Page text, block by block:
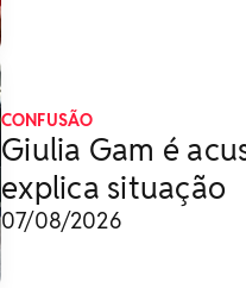
CONFUSÃO
Giulia Gam é
explica situação
07/08/2026